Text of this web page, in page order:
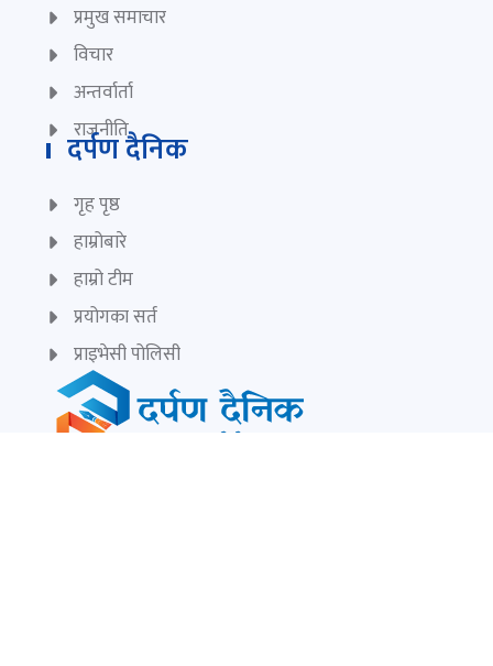
प्रमुख समाचार
विचार
अन्तर्वार्ता
राजनीति
दर्पण दैनिक
गृह पृष्ठ
हाम्रोबारे
हाम्रो टीम
प्रयोगका सर्त
प्राइभेसी पोलिसी